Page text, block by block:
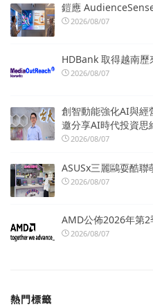
鎧應
2026/08/07
HDBank 取得越南
2026/08/07
創智動能強化AI與經
邀分享AI時代投資思
2026/08/07
ASUSx三麗鷗耍酷聯
2026/08/07
AMD公佈2026年第2
2026/08/07
熱門標籤